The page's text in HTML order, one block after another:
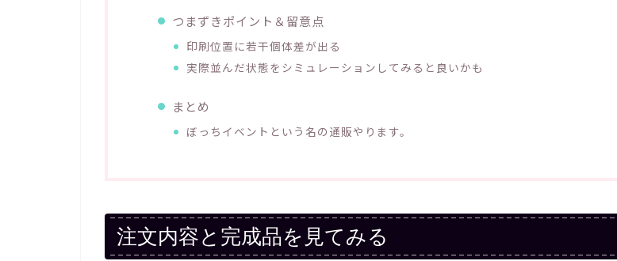
つまずきポイント＆留意点
印刷位置に若干個体差が出る
実際並んだ状態をシミュレーションしてみると良いかも
まとめ
ぼっちイベントという名の通販やります。
注文内容と完成品を見てみる